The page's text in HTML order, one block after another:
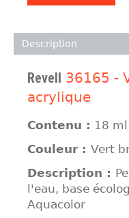
Description
Revell 36165 -
acrylique
Contenu : 18 ml
Couleur : Vert
Description :
l'eau, base
Aquacolor